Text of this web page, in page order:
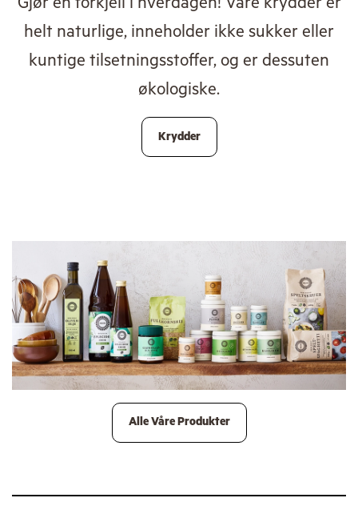
helt naturlige, inneholder ikke sukker eller
kuntige tilsetningsstoffer, og er dessuten
økologiske.
Krydder
Alle Våre Produkter